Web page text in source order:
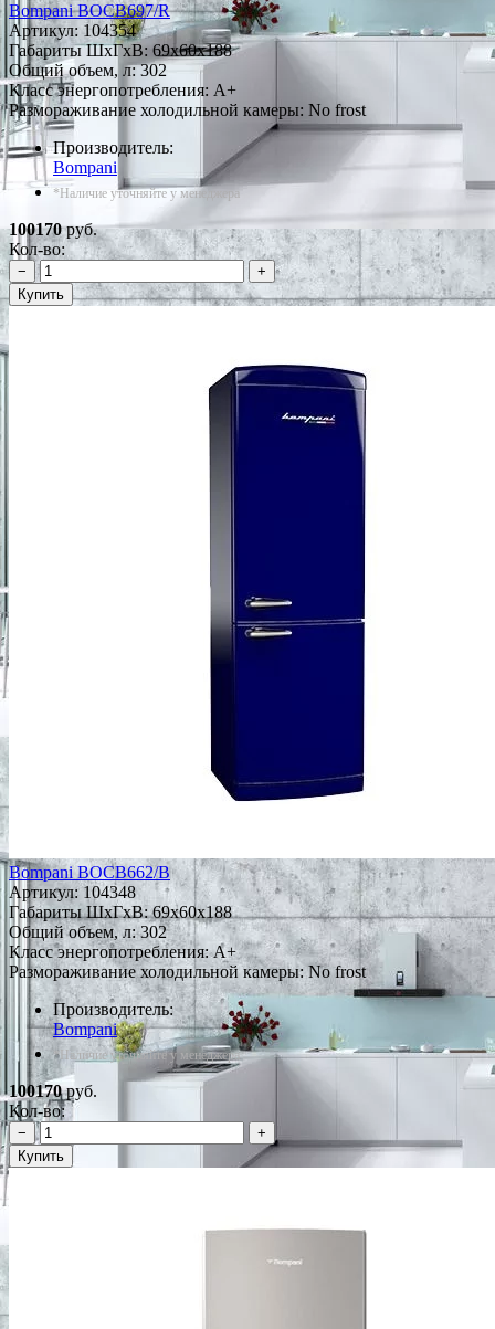
Bompani BOCB697/R
Артикул:104354
Габариты ШxГxВ: 69x60x188
Общий объем, л: 302
Класс энергопотребления: A+
Размораживание холодильной камеры: No frost
Производитель:
Bompani
*Наличие уточняйте у менеджера
100170руб.
Кол-во:
−
+
Купить
Bompani BOCB662/B
Артикул:104348
Габариты ШxГxВ: 69x60x188
Общий объем, л: 302
Класс энергопотребления: A+
Размораживание холодильной камеры: No frost
Производитель:
Bompani
*Наличие уточняйте у менеджера
100170руб.
Кол-во:
−
+
Купить